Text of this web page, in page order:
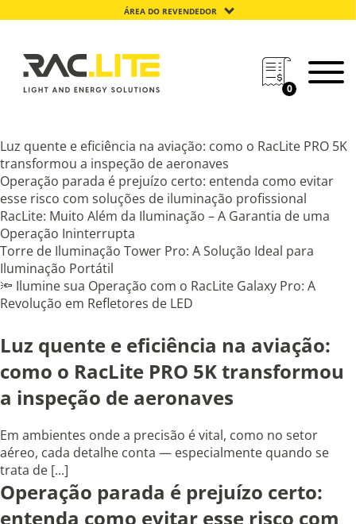
ÁREA DO REVENDEDOR
0
Luz quente e eficiência na aviação: como o RacLite PRO 5K
transformou a inspeção de aeronaves
Operação parada é prejuízo certo: entenda como evitar
esse risco com soluções de iluminação profissional
RacLite: Muito Além da Iluminação – A Garantia de uma
Operação Ininterrupta
Torre de Iluminação Tower Pro: A Solução Ideal para
Iluminação Portátil
🔦 Ilumine sua Operação com o RacLite Galaxy Pro: A
Revolução em Refletores de LED
Luz quente e eficiência na aviação:
como o RacLite PRO 5K transformou
a inspeção de aeronaves
Em ambientes onde a precisão é vital, como no setor
aéreo, cada detalhe conta — especialmente quando se
trata de [...]
Operação parada é prejuízo certo:
entenda como evitar esse risco com